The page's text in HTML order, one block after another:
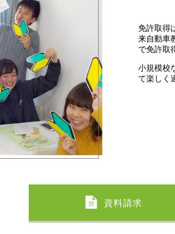
免許取得
来自動車
で免許取
小規模校
て楽しく
資料請求